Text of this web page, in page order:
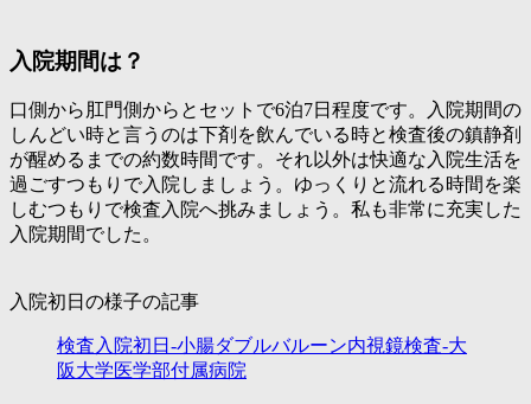
入院期間は？
口側から肛門側からとセットで6泊7日程度です。入院期間の
しんどい時と言うのは下剤を飲んでいる時と検査後の鎮静剤
が醒めるまでの約数時間です。それ以外は快適な入院生活を
過ごすつもりで入院しましょう。ゆっくりと流れる時間を楽
しむつもりで検査入院へ挑みましょう。私も非常に充実した
入院期間でした。
入院初日の様子の記事
検査入院初日-小腸ダブルバルーン内視鏡検査-大
阪大学医学部付属病院